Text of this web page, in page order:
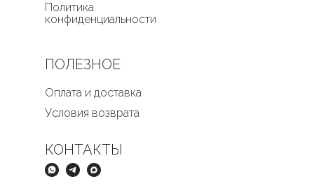
ПОЛЕЗНОЕ
Оплата и доставка
Условия возврата
Политика
конфиденциальности
КОНТАКТЫ